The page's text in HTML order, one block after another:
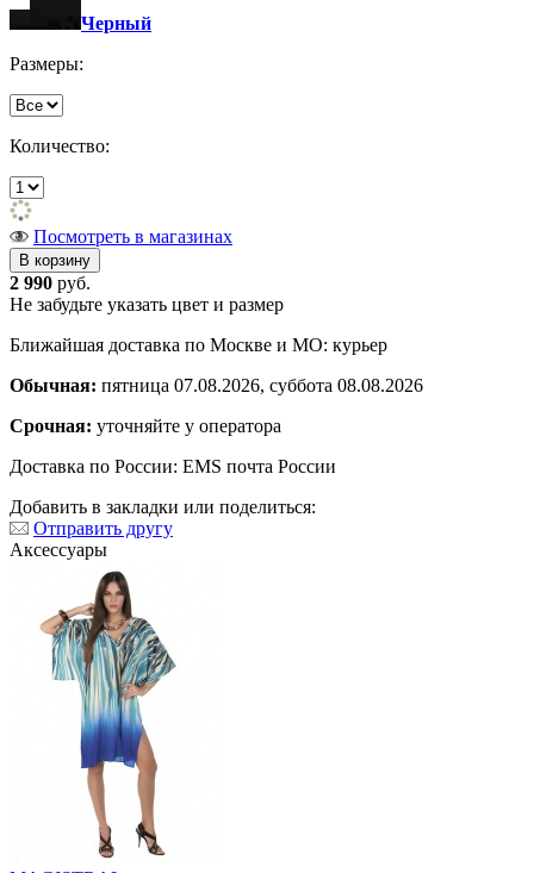
Черный
Размеры:
Количество:
Посмотреть в магазинах
2 990 руб.
Не забудьте указать цвет и размер
Ближайшая доставка по Москве и МО: курьер
Обычная: пятница 07.08.2026, суббота 08.08.2026
Срочная: уточняйте у оператора
Доставка по России: EMS почта России
Добавить в закладки или поделиться:
Отправить другу
Аксессуары